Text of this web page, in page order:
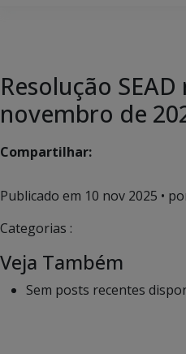
Resolução
novembro de
Compartilhar:
Publicado em 10 nov 2025 •
Categorias :
Veja Também
Sem posts recentes